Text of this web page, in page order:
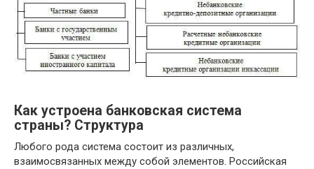
Как устроена банковская система
страны? Структура
Любого рода система состоит из различных,
взаимосвязанных между собой элементов. Российская